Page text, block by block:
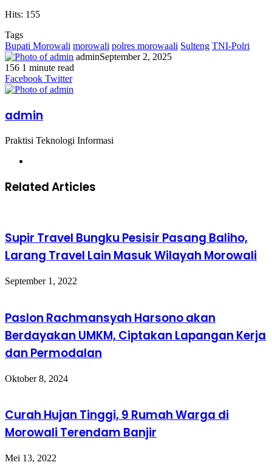
Hits: 155
Tags
Bupati Morowali morowali polres morowaali Sulteng TNI-Polri
adminSeptember 2, 2025
156 1 minute read
Facebook
Twitter
LinkedIn
WhatsApp
Share
via
Print
Facebook TwitterMessenger
Messenger
WhatsApp
Telegram
Share
via
Print
admin
Praktisi Teknologi Informasi
Related Articles
Supir Travel Bungku Pesisir Pasang Baliho,
Larang Travel Lain Masuk Wilayah Morowali
September 1, 2022
Paslon Rachmansyah Harsono akan
Berdayakan UMKM, Ciptakan Lapangan Kerja
dan Permodalan
Oktober 8, 2024
Curah Hujan Tinggi, 9 Rumah Warga di
Morowali Terendam Banjir
Mei 13, 2022